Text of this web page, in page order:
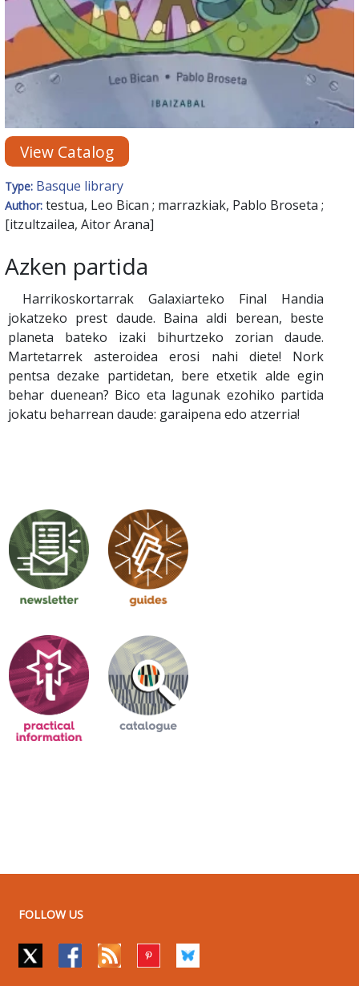
View Catalog
Type: Basque library
Author: testua, Leo Bican ; marrazkiak, Pablo Broseta ;
[itzultzailea, Aitor Arana]
Azken partida
Harrikoskortarrak Galaxiarteko Final Handia
jokatzeko prest daude. Baina aldi berean, beste
planeta bateko izaki bihurtzeko zorian daude.
Martetarrek asteroidea erosi nahi diete! Nork
pentsa dezake partidetan, bere etxetik alde egin
behar duenean? Bico eta lagunak ezohiko partida
jokatu beharrean daude: garaipena edo atzerria!
FOLLOW US